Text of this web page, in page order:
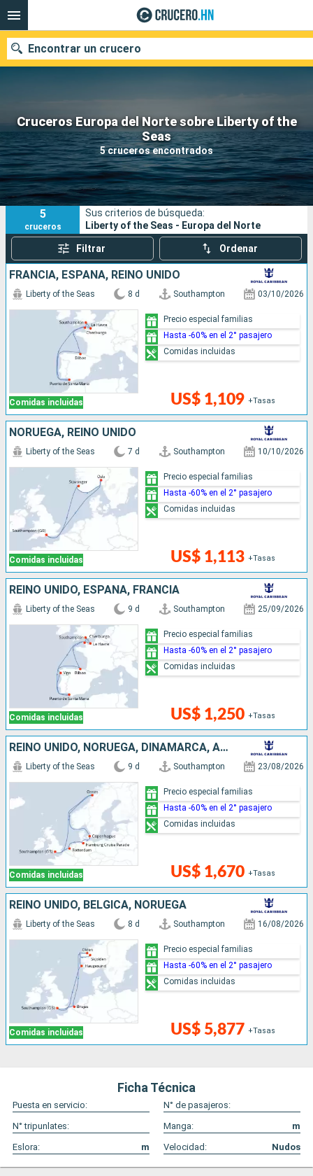
Cruceros Europa del Norte sobre Liberty of the
Seas
5 cruceros encontrados
Encontrar un crucero
Nuestros destinos
Fecha de salida
Puertos Compañías
Buscar
5
cruceros
Sus criterios de búsqueda:
Liberty of the Seas - Europa del Norte
Filtrar Ordenar
FRANCIA, ESPAÑA, REINO UNIDO
Comidas incluidas
Liberty of the Seas 8 d Southampton 03/10/2026
US$ 1,109 +Tasas
Precio especial familias
Hasta -60% en el 2° pasajero
Comidas incluidas
NORUEGA, REINO UNIDO
Comidas incluidas
Liberty of the Seas 7 d Southampton 10/10/2026
US$ 1,113 +Tasas
Precio especial familias
Hasta -60% en el 2° pasajero
Comidas incluidas
REINO UNIDO, ESPAÑA, FRANCIA
Comidas incluidas
Liberty of the Seas 9 d Southampton 25/09/2026
US$ 1,250 +Tasas
Precio especial familias
Hasta -60% en el 2° pasajero
Comidas incluidas
REINO UNIDO, NORUEGA, DINAMARCA, ALEMANIA, PAISES BAJOS
Comidas incluidas
Liberty of the Seas 9 d Southampton 23/08/2026
US$ 1,670 +Tasas
Precio especial familias
Hasta -60% en el 2° pasajero
Comidas incluidas
REINO UNIDO, BÉLGICA, NORUEGA
Comidas incluidas
Liberty of the Seas 8 d Southampton 16/08/2026
US$ 5,877 +Tasas
Precio especial familias
Hasta -60% en el 2° pasajero
Comidas incluidas
Ficha Técnica
Puesta en servicio:
N° de pasajeros:
N° tripunlates:
Manga:
m
Eslora:
m Velocidad: Nudos